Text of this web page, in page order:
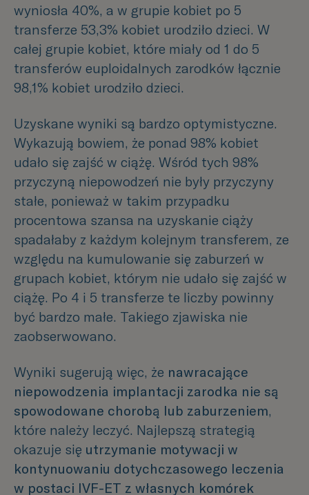
wyniosła 40%, a w grupie kobiet po 5
transferze 53,3% kobiet urodziło dzieci. W
całej grupie kobiet, które miały od 1 do 5
transferów euploidalnych zarodków łącznie
98,1% kobiet urodziło dzieci.
Uzyskane wyniki są bardzo optymistyczne.
Wykazują bowiem, że ponad 98% kobiet
udało się zajść w ciążę. Wśród tych 98%
przyczyną niepowodzeń nie były przyczyny
stałe, ponieważ w takim przypadku
procentowa szansa na uzyskanie ciąży
spadałaby z każdym kolejnym transferem, ze
względu na kumulowanie się zaburzeń w
grupach kobiet, którym nie udało się zajść w
ciążę. Po 4 i 5 transferze te liczby powinny
być bardzo małe. Takiego zjawiska nie
zaobserwowano.
Wyniki sugerują więc, że nawracające
niepowodzenia implantacji zarodka nie są
spowodowane chorobą lub zaburzeniem,
które należy leczyć. Najlepszą strategią
okazuje się utrzymanie motywacji w
kontynuowaniu dotychczasowego leczenia
w postaci IVF-ET z własnych komórek